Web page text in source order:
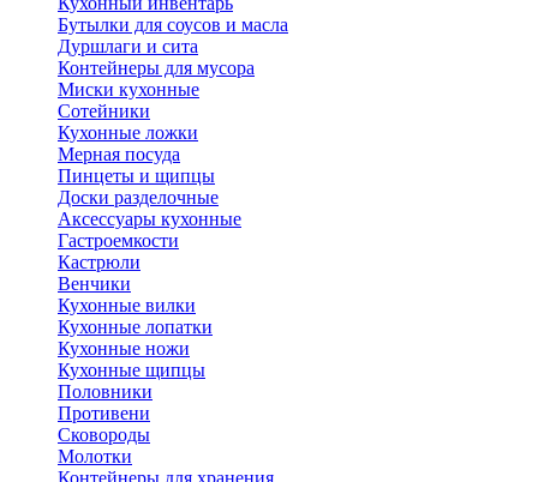
Бутылки для соусов и масла
Дуршлаги и сита
Контейнеры для мусора
Миски кухонные
Сотейники
Кухонные ложки
Мерная посуда
Пинцеты и щипцы
Доски разделочные
Аксессуары кухонные
Гастроемкости
Кастрюли
Венчики
Кухонные вилки
Кухонные лопатки
Кухонные ножи
Кухонные щипцы
Половники
Противени
Сковороды
Молотки
Контейнеры для хранения